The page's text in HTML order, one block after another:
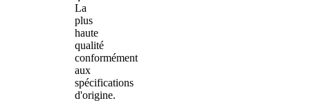
La
plus
haute
qualité
conformément
aux
spécifications
d'origine.